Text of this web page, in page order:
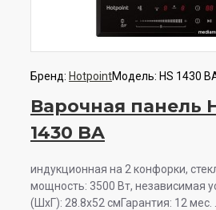
Бренд: HotpointМодель: HS 1430
Варочная панель
1430 BA
индукционная на 2 конфорки,
мощность: 3500 Вт, независимая
(ШхГ): 28.8x52 смГарантия: 12 мес. ..